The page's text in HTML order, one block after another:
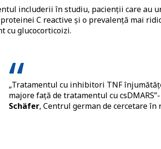
includerii în studiu, pacienții care au
C reactive și o prevalență mai
cu glucocorticoizi.
„Tratamentul cu inhibitori TNF
majore față de tratamentul cu
Schäfer, Centrul german de cercetare